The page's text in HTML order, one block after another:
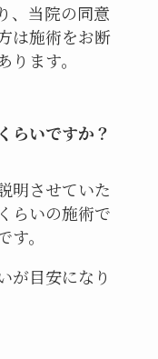
、当院の同意
は施術をお断
ます。
らいですか？
明させていた
らいの施術で
。
が目安になり